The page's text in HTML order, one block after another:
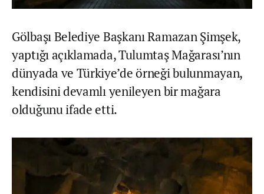
Gölbaşı Belediye Başkanı Ramazan Şimşek,
yaptığı açıklamada, Tulumtaş Mağarası’nın
dünyada ve Türkiye’de örneği bulunmayan,
kendisini devamlı yenileyen bir mağara
olduğunu ifade etti.